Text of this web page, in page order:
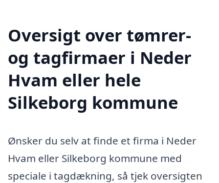
Oversigt over tømrer-
og tagfirmaer i Neder
Hvam eller hele
Silkeborg kommune
Ønsker du selv at finde et firma i Neder
Hvam eller Silkeborg kommune med
speciale i tagdækning, så tjek oversigten